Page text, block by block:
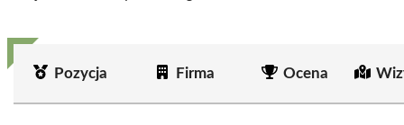
Pozycja Firma Ocena